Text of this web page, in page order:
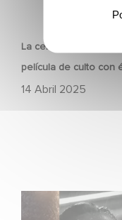
La cena de los
película de culto con
14 Abril 2025
Gaumont, 130